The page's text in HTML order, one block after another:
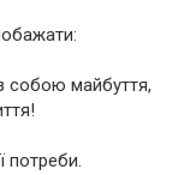
собою майбуття,
потреби.